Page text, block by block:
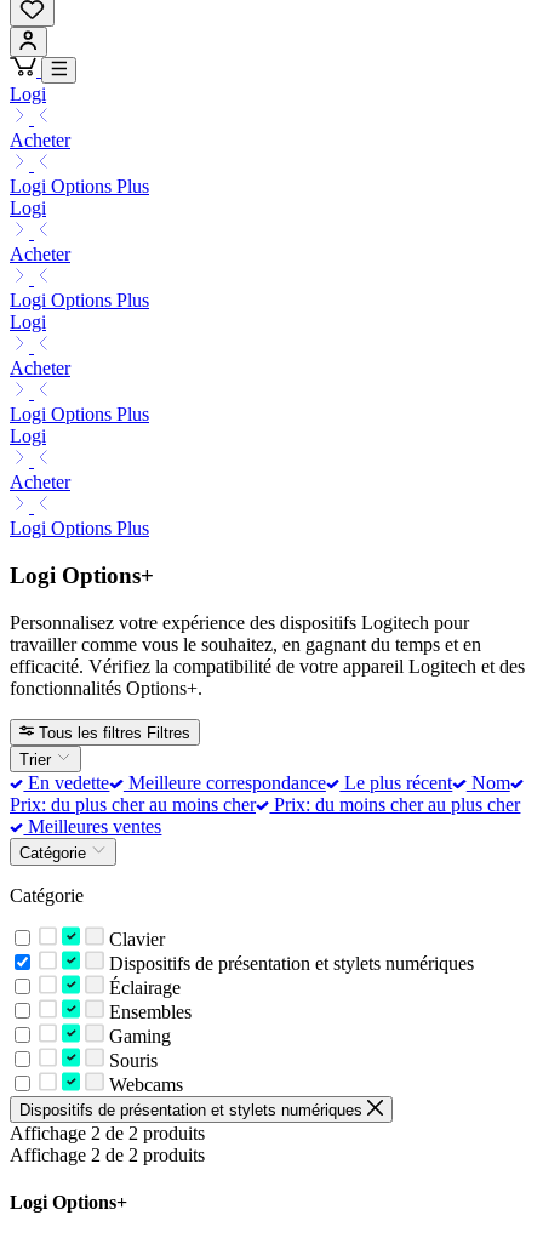
Logi
Acheter
Logi Options Plus
Logi
Acheter
Logi Options Plus
Logi
Acheter
Logi Options Plus
Logi
Acheter
Logi Options Plus
Logi Options+
Personnalisez votre expérience des dispositifs Logitech pour
travailler comme vous le souhaitez, en gagnant du temps et en
efficacité. Vérifiez la compatibilité de votre appareil Logitech et des
fonctionnalités Options+.
Tous les filtres Filtres
Trier
En vedette Meilleure correspondance Le plus récent
Nom
Prix: du plus cher au moins cher
Prix: du moins cher au plus cher
Meilleures ventes
Catégorie
Catégorie
Clavier
Dispositifs de présentation et stylets numériques
Éclairage
Ensembles
Gaming
Souris
Webcams
Dispositifs de présentation et stylets numériques
Affichage 2 de 2 produits
Affichage 2 de 2 produits
Logi Options+